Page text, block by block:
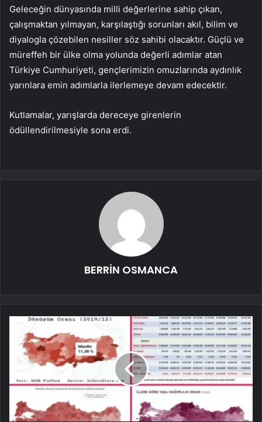
Geleceğin dünyasında milli değerlerine sahip çıkan,
çalışmaktan yılmayan, karşılaştığı sorunları akıl, bilim ve
diyalogla çözebilen nesiller söz sahibi olacaktır. Güçlü ve
müreffeh bir ülke olma yolunda değerli adımlar atan
Türkiye Cumhuriyeti, gençlerimizin omuzlarında aydınlık
yarınlara emin adımlarla ilerlemeye devam edecektir.
Kutlamalar, yarışlarda dereceye girenlerin
ödüllendirilmesiyle sona erdi.
BERRİN OSMANCA